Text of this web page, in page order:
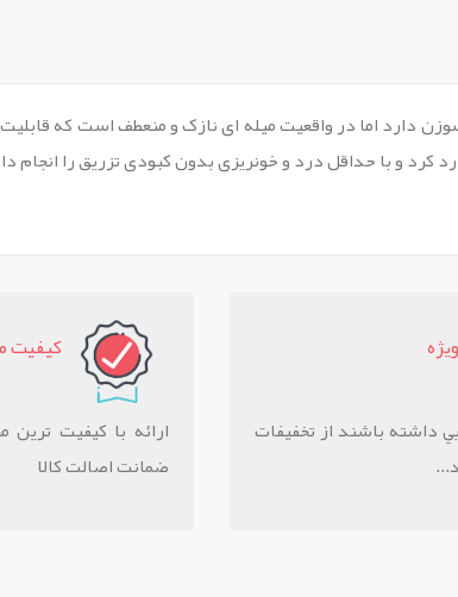
دارد اما در واقعیت میله ای نازک و منعطف است که
کرد و با حداقل درد و خونریزی بدون کبودی تزریق را انجام
داشته باشند از تخفيفات
کيفيت
ارائه با کیفیت ترین
ضمانت اصالت کالا